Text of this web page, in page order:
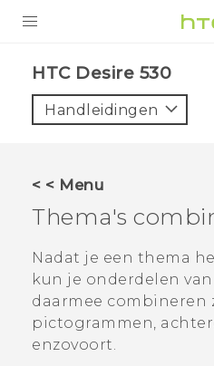
VIVE
HTC Club
SUPPORT
HTC-apparaten & -
VIVERSE
HTC Desire 530‎
Handleidingen
< < Menu
Thema's
Nadat je een thema
kun je onderdelen
daarmee combineren
pictogrammen,
enzovoort.